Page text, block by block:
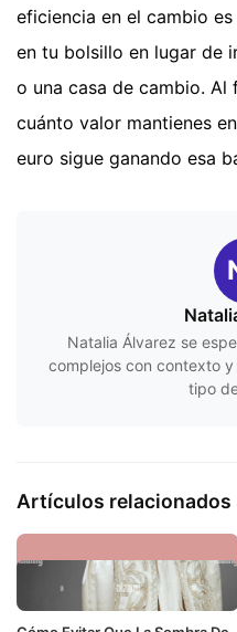
eficiencia en el cambio
en tu bolsillo en lugar de
o una casa de cambio.
cuánto valor mantienes
euro sigue ganando esa
Natalia Álvarez se
complejos con contexto
tipo
Artículos relacionados